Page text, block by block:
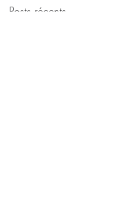
Posts récents